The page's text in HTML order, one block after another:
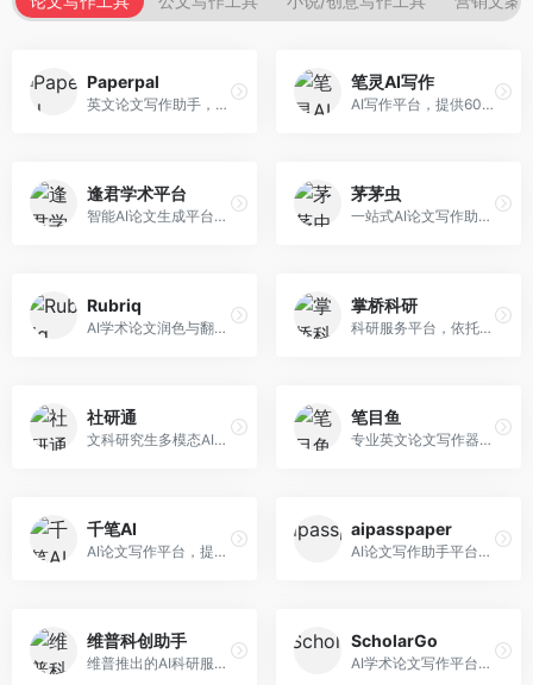
Paperpal
英文论文写作助手，专注于学术英语润色。面向需要发表国际期刊的研究者，提供语法检查、学术表达优化、格式规范等服务，英语表达地道专业。
笔灵AI写作
AI写作平台，提供600+写作模板。面向学生、职场人士和内容创作者，支持论文、公文、营销文案等多种文体，模板丰富，一键生成，写作效率大幅提升。
逢君学术平台
智能AI论文生成平台，支持查重检测。面向高校学生和研究人员，提供论文选题、内容生成、查重修改等一站式服务，学术写作流程完整。
茅茅虫
一站式AI论文写作助手，覆盖学术写作全场景。面向高校学生和科研人员，提供开题报告、文献综述、论文正文等写作服务，支持多学科多类型论文，操作简便。
Rubriq
AI学术论文润色与翻译平台。面向国际期刊投稿者，提供论文润色、翻译、格式调整等服务，支持多语言，学术表达专业规范。
掌桥科研
科研服务平台，依托3亿+真实文献数据库。面向学术研究者和学生，提供文献检索、论文写作、科研数据分析等服务，文献资源丰富，学术支持专业。
社研通
文科研究生多模态AI学术写作平台。面向文科研究生和社科研究者，提供文献综述、理论分析、定性研究辅助等服务，文科研究方法论支持完善。
笔目鱼
专业英文论文写作器，支持学术论文全流程。面向留学生和国际期刊投稿者，提供英文论文撰写、润色、格式调整等服务，学术英语表达规范。
千笔AI
AI论文写作平台，提供无限改稿服务。面向高校学生和学术研究者，支持论文选题、大纲生成、内容撰写、查重修改等全流程服务，改稿次数不限，服务质量有保障。
aipasspaper
AI论文写作助手平台，提供智能化的学术写作支持。面向大学生和研究人员，支持多种学科论文生成，提供参考文献管理和格式规范服务，写作效率高。
维普科创助手
维普推出的AI科研服务平台，整合学术资源与智能写作。面向科研人员和高校师生，提供文献检索、论文写作、查重检测等一站式服务，学术资源权威可靠。
ScholarGo
AI学术论文写作平台，专注于理工科领域的逻辑构建。面向理工科研究生和科研工作者，提供公式编辑、数据分析、论文结构优化等服务，理工科写作逻辑严谨。